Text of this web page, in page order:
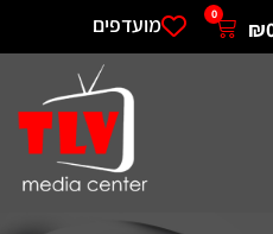
₪
0 מועדפים